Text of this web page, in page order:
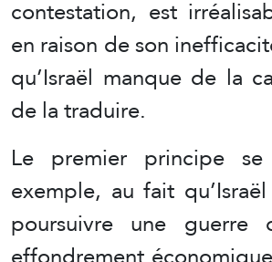
contestation, est
en raison de son
qu’Israël manque de la
de la traduire.
Le premier principe
exemple, au fait
poursuivre une guerre